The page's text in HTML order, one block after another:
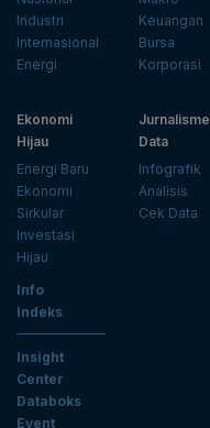
Industri
Internasional
Energi
Keuangan
Bursa
Korporasi
Ekonomi
Hijau
Energi Baru
Ekonomi
Sirkular
Investasi
Hijau
Jurnalisme
Data
Infografik
Analisis
Cek Data
Info
Indeks
Insight
Center
Databoks
Event